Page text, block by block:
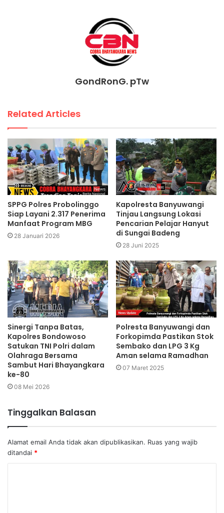
GondRonG. pTw
Related Articles
SPPG Polres Probolinggo
Siap Layani 2.317 Penerima
Manfaat Program MBG
28 Januari 2026
Kapolresta Banyuwangi
Tinjau Langsung Lokasi
Pencarian Pelajar Hanyut
di Sungai Badeng
28 Juni 2025
Sinergi Tanpa Batas,
Kapolres Bondowoso
Satukan TNI Polri dalam
Olahraga Bersama
Sambut Hari Bhayangkara
ke-80
08 Mei 2026
Polresta Banyuwangi dan
Forkopimda Pastikan Stok
Sembako dan LPG 3 Kg
Aman selama Ramadhan
07 Maret 2025
Tinggalkan Balasan
Alamat email Anda tidak akan dipublikasikan. Ruas yang wajib
ditandai *